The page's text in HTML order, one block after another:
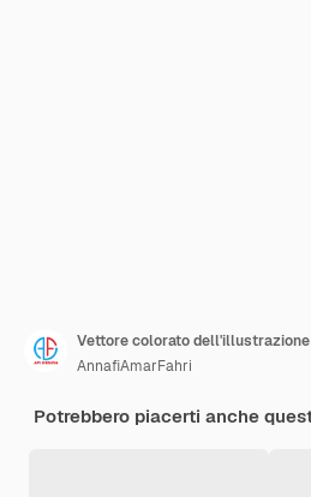
AnnafiAmarFahri
Potrebbero piacerti anche